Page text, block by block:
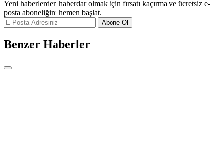
Yeni haberlerden haberdar olmak için fırsatı kaçırma ve ücretsiz e-
posta aboneliğini hemen başlat.
Abone Ol
Benzer Haberler